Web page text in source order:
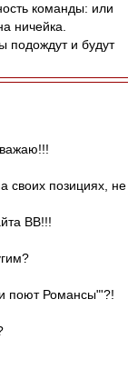
команды: или
ничейка.
подождут и будут
своих позициях, не
ВВ!!!
поют Романсы"'?!